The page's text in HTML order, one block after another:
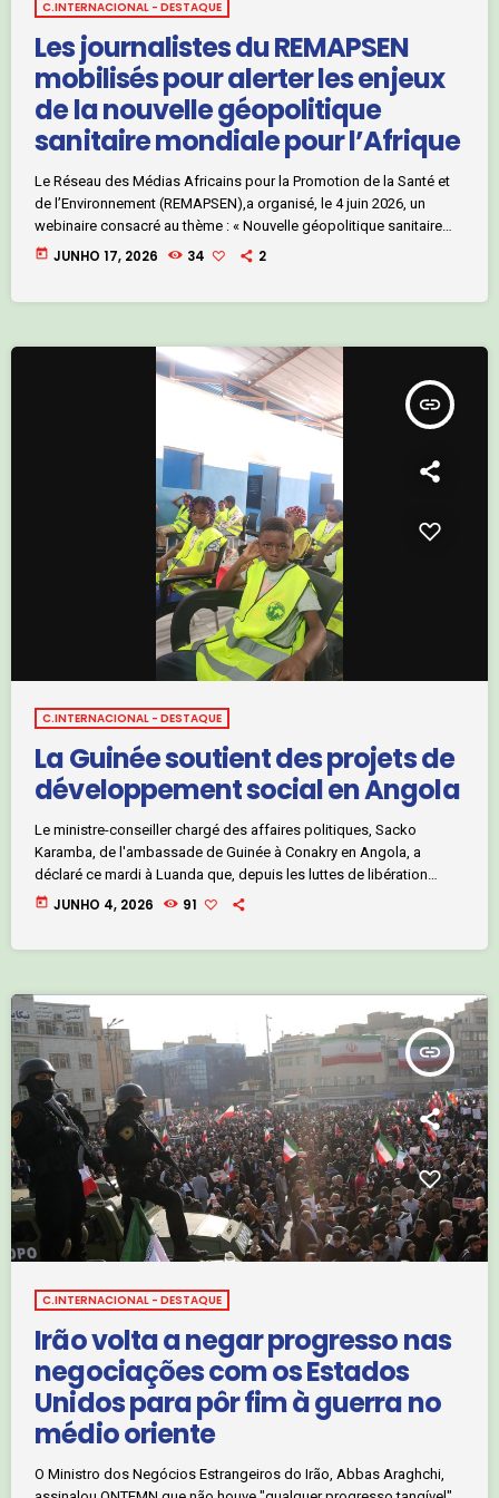
C.INTERNACIONAL - DESTAQUE
Les journalistes du REMAPSEN
mobilisés pour alerter les enjeux
de la nouvelle géopolitique
sanitaire mondiale pour l’Afrique
Le Réseau des Médias Africains pour la Promotion de la Santé et
de l’Environnement (REMAPSEN),a organisé, le 4 juin 2026, un
webinaire consacré au thème : « Nouvelle géopolitique sanitaire
mondiale : quels enjeux pour l’Afrique ? ». Cette réunion en ligne,
today JUNHO 17, 2026 34 2
insert_link
C.INTERNACIONAL - DESTAQUE
La Guinée soutient des projets de
développement social en Angola
Le ministre-conseiller chargé des affaires politiques, Sacko
Karamba, de l'ambassade de Guinée à Conakry en Angola, a
déclaré ce mardi à Luanda que, depuis les luttes de libération
jusqu'à nos jours, l'Angola et la Guinée continuent de développer
today JUNHO 4, 2026 91
insert_link
C.INTERNACIONAL - DESTAQUE
Irão volta a negar progresso nas
negociações com os Estados
Unidos para pôr fim à guerra no
médio oriente
O Ministro dos Negócios Estrangeiros do Irão, Abbas Araghchi,